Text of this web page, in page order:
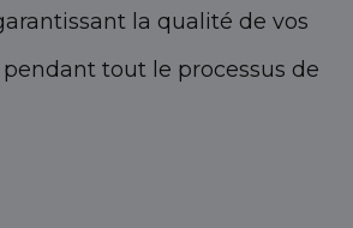
la qualité de vos
tout le processus de